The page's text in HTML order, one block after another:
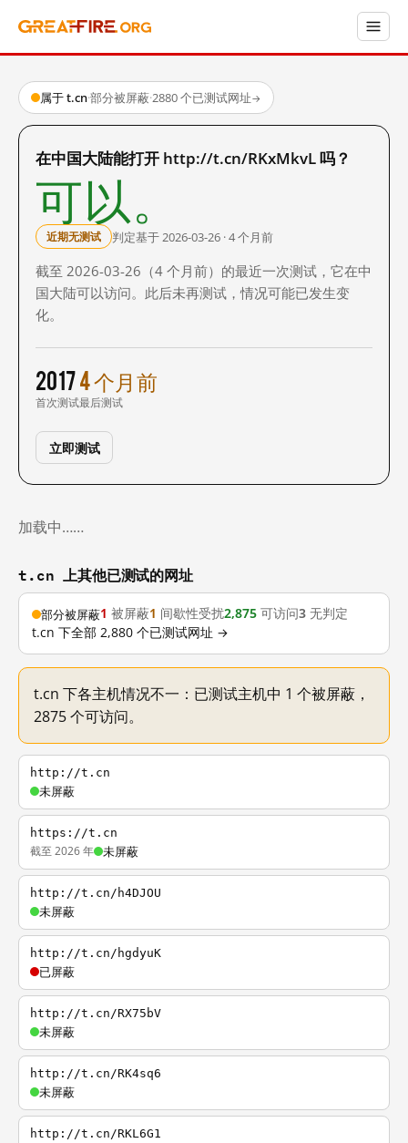
属于 t.cn·部分被屏蔽·2880 个已测试网址→
在中国大陆能打开 http://t.cn/RKxMkvL 吗？
可以。
近期无测试 判定基于 2026-03-26 · 4 个月前
截至 2026-03-26（4 个月前）的最近一次测试，它在中
国大陆可以访问。此后未再测试，情况可能已发生变
化。
2017
首次测试
4 个月前
最后测试
立即测试
加载中……
t.cn 上其他已测试的网址
部分被屏蔽1 被屏蔽1 间歇性受扰2,875 可访问3 无判定
t.cn 下全部 2,880 个已测试网址 →
t.cn 下各主机情况不一：已测试主机中 1 个被屏蔽，
2875 个可访问。
http://t.cn
未屏蔽
https://t.cn
截至 2026 年 未屏蔽
http://t.cn/h4DJOU
未屏蔽
http://t.cn/hgdyuK
已屏蔽
http://t.cn/RX75bV
未屏蔽
http://t.cn/RK4sq6
未屏蔽
http://t.cn/RKL6G1